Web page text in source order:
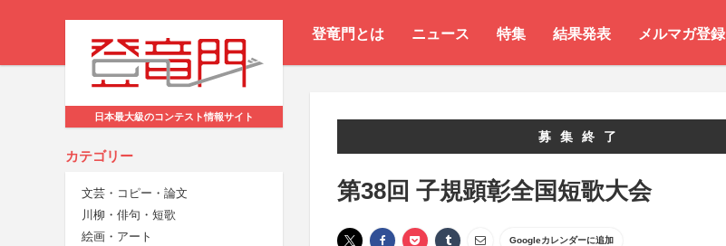
登竜門とは ニュース 特集 結果発表 メルマガ登録
日本最大級のコンテスト情報サイト
カテゴリー
文芸・コピー・論文
川柳・俳句・短歌
絵画・アート
募集終了
第38回 子規顕彰全国短歌大会
Googleカレンダーに追加